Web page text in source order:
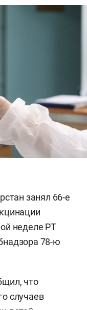
занял 66-е
неделе РТ
78-ю
что
случаев